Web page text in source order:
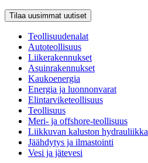
Tilaa uusimmat uutiset
Teollisuudenalat
Autoteollisuus
Liikerakennukset
Asuinrakennukset
Kaukoenergia
Energia ja luonnonvarat
Elintarviketeollisuus
Teollisuus
Meri- ja offshore-teollisuus
Liikkuvan kaluston hydrauliikka
Jäähdytys ja ilmastointi
Vesi ja jätevesi